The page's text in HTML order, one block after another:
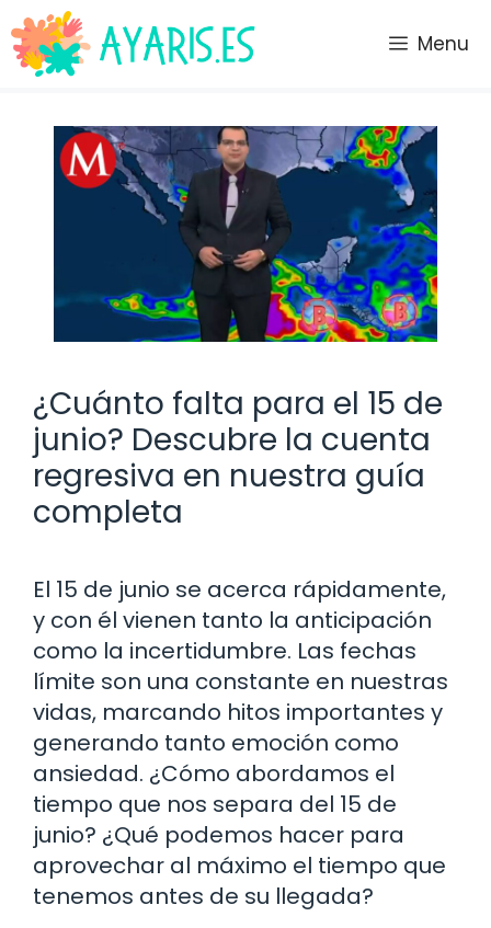
Saltar
al
contenido
Menu
¿Cuánto falta para el 15 de
junio? Descubre la cuenta
regresiva en nuestra guía
completa
El 15 de junio se acerca rápidamente,
y con él vienen tanto la anticipación
como la incertidumbre. Las fechas
límite son una constante en nuestras
vidas, marcando hitos importantes y
generando tanto emoción como
ansiedad. ¿Cómo abordamos el
tiempo que nos separa del 15 de
junio? ¿Qué podemos hacer para
aprovechar al máximo el tiempo que
tenemos antes de su llegada?